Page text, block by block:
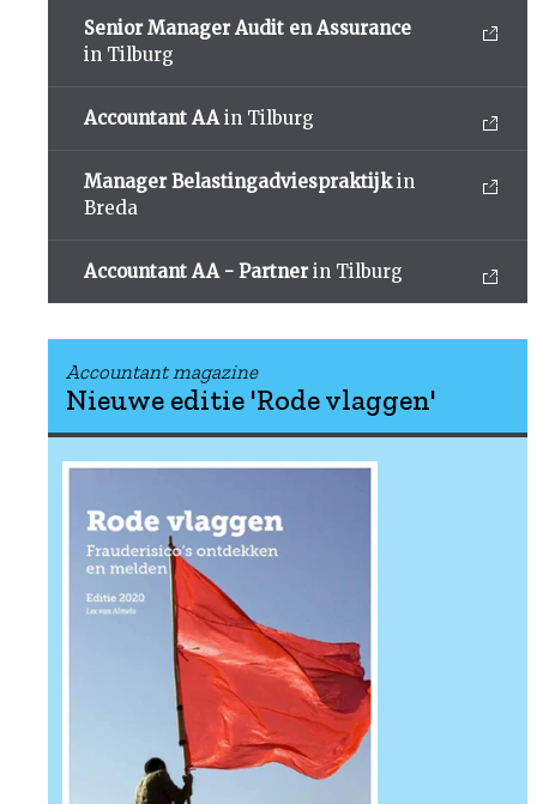
Senior Manager Audit en Assurance
in Tilburg
Accountant AAin Tilburg
Manager Belastingadviespraktijkin
Breda
Accountant AA - Partner in Tilburg
Accountant magazine
Nieuwe editie 'Rode vlaggen'